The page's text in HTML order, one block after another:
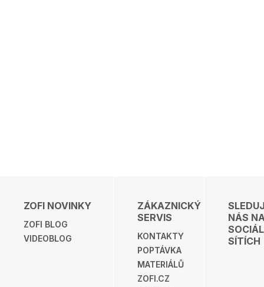
ZOFI NOVINKY
ZOFI BLOG
VIDEOBLOG
ZÁKAZNICKÝ
SERVIS
KONTAKTY
POPTÁVKA
MATERIÁLŮ
ZOFI.CZ
NÁS
SÍTÍCH